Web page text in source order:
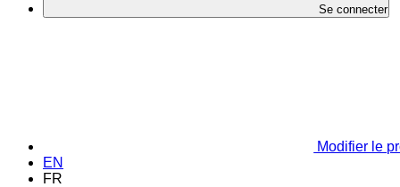
Se connecter
Modifier le
EN
FR